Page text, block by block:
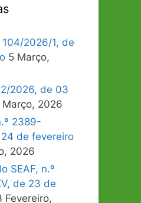
104/2026/1, de
5 Março,
2026, de 03
Março, 2026
2389-
de fevereiro
2026
SEAF, n.º
de 23 de
Fevereiro,